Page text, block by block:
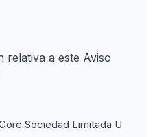
relativa a este Aviso
Sociedad Limitada